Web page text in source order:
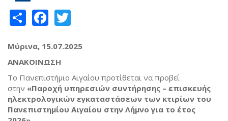
ShareFacebook
Μύρινα, 15.07.2025
ΑΝΑΚΟΙΝΩΣΗ
Το Πανεπιστήμιο Αιγαίου προτίθεται να προβεί
στην «Παροχή υπηρεσιών συντήρησης – επισκευής
ηλεκτρολογικών εγκαταστάσεων των κτιρίων του
Πανεπιστημίου Αιγαίου στην Λήμνο για το έτος